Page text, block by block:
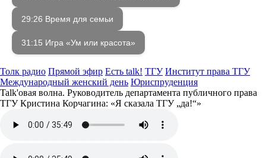
29:26 Время для семьи
31:15 Игра «Ум или красота»
Толк радио Прямой эфир Есть talk! ТГУ Институт права ТГУ
Международный женский день Юриспруденция
Talk'овая волна. Руководитель департамента публичного права
ТГУ Кристина Корчагина: «Я сказала ТГУ „да!“»